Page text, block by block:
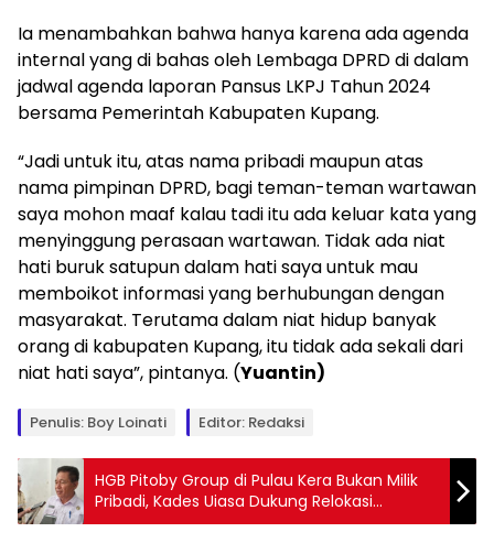
Ia menambahkan bahwa hanya karena ada agenda
internal yang di bahas oleh Lembaga DPRD di dalam
jadwal agenda laporan Pansus LKPJ Tahun 2024
bersama Pemerintah Kabupaten Kupang.
“Jadi untuk itu, atas nama pribadi maupun atas
nama pimpinan DPRD, bagi teman-teman wartawan
saya mohon maaf kalau tadi itu ada keluar kata yang
menyinggung perasaan wartawan. Tidak ada niat
hati buruk satupun dalam hati saya untuk mau
memboikot informasi yang berhubungan dengan
masyarakat. Terutama dalam niat hidup banyak
orang di kabupaten Kupang, itu tidak ada sekali dari
niat hati saya”, pintanya. (Yuantin)
Penulis: Boy Loinati Editor: Redaksi
HGB Pitoby Group di Pulau Kera Bukan Milik
Pribadi, Kades Uiasa Dukung Relokasi
Pemkab Kupang